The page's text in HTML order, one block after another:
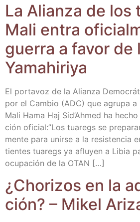
La Alian­za de los
Mali entra
gue­rra a favor de
Yamahiriya
El por­ta­voz de la Alian­za
por el Cam­bio (ADC) que agru­pa
Mali Hama Haj Sid’Ahmed ha
ción oficial:”Los tua­regs se
men­te para unir­se a la resis­ten­cia
tien­tes tua­regs ya aflu­yen a Libia
ocu­pa­ción de la OTAN […]
¿Cho­ri­zos en la
ción? – Mikel